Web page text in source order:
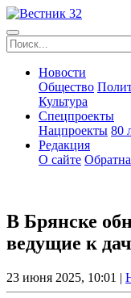
Новости
Общество
Культура
Спецпроекты
Нацпроекты 80
Редакция
О сайте
В Брянске
ведущие к
23 июня 2025, 10:01 |